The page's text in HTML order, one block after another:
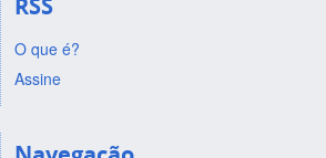
RSS
O que é?
Assine